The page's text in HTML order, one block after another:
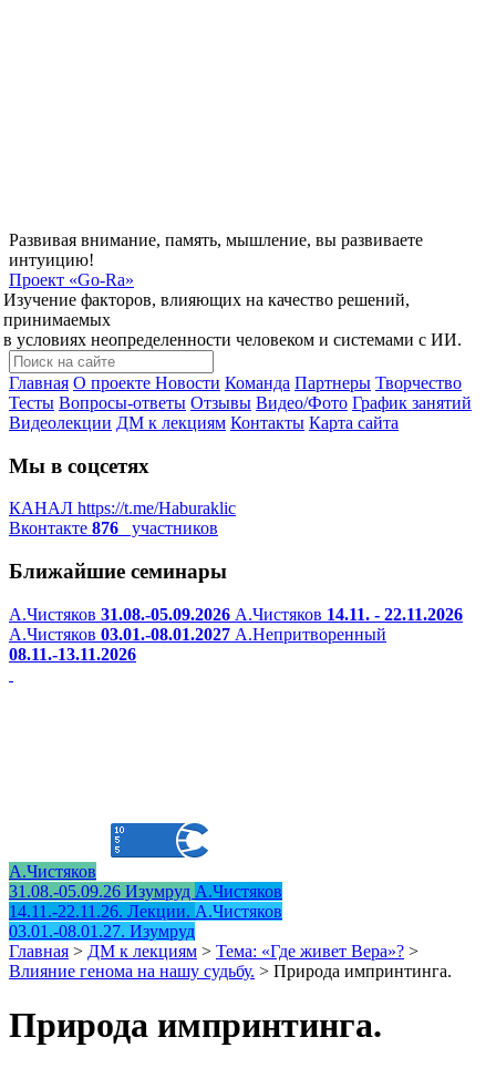
Развивая внимание, память, мышление, вы развиваете
интуицию!
Проект «Go-Ra»
Изучение факторов, влияющих на качество решений,
принимаемых
в условиях неопределенности человеком и системами с ИИ.
Главная О проекте Новости Команда Партнеры Творчество
Тесты Вопросы-ответы Отзывы Видео/Фото График занятий
Видеолекции ДМ к лекциям Контакты Карта сайта
Мы в соцсетях
КАНАЛ https://t.me/Haburaklic
Вконтакте 876 участников
Ближайшие семинары
А.Чистяков 31.08.-05.09.2026 А.Чистяков 14.11. - 22.11.2026
А.Чистяков 03.01.-08.01.2027 А.Непритворенный
08.11.-13.11.2026
А.Чистяков
31.08.-05.09.26 Изумруд А.Чистяков
14.11.-22.11.26. Лекции. А.Чистяков
03.01.-08.01.27. Изумруд
Главная > ДМ к лекциям > Тема: «Где живет Вера»? >
Влияние генома на нашу судьбу. > Природа импринтинга.
Природа импринтинга.